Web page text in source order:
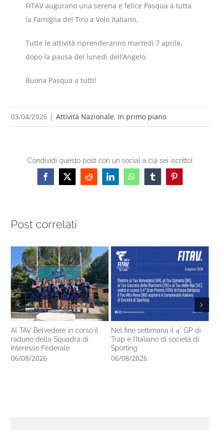
FITAV augurano una serena e felice Pasqua a tutta
la Famiglia del Tiro a Volo Italiano.
Tutte le attività riprenderanno martedì 7 aprile,
dopo la pausa del lunedì dell’Angelo.
Buona Pasqua a tutti!
03/04/2026 | Attività Nazionale, In primo piano
Condividi questo post con un social a cui sei iscritto!
Facebook
X RedditLinkedInWhatsAppTumblrPinterest
Post correlati
Al TAV Belvedere in corso il
raduno della Squadra di
Interesse Federale
06/08/2026
Nel fine settimana il 4° GP di
Trap e l’Italiano di società di
Sporting
06/08/2026